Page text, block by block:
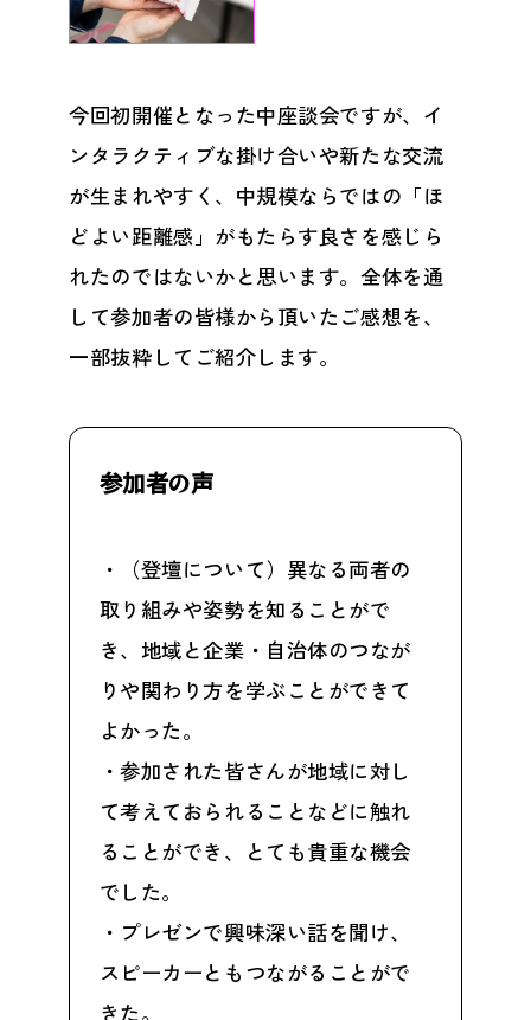
今回初開催となった中座談会ですが、イ
ンタラクティブな掛け合いや新たな交流
が生まれやすく、中規模ならではの「ほ
どよい距離感」がもたらす良さを感じら
れたのではないかと思います。全体を通
して参加者の皆様から頂いたご感想を、
一部抜粋してご紹介します。
参加者の声
・（登壇について）異なる両者の
取り組みや姿勢を知ることがで
き、地域と企業・自治体のつなが
りや関わり方を学ぶことができて
よかった。
・参加された皆さんが地域に対し
て考えておられることなどに触れ
ることができ、とても貴重な機会
でした。
・プレゼンで興味深い話を聞け、
スピーカーともつながることがで
きた。